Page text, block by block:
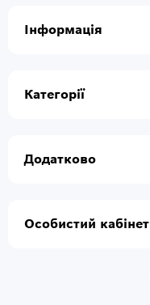
Інформація
Категорії
Додатково
Особистий кабінет